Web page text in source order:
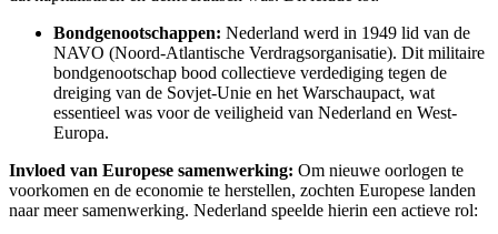
Bondgenootschappen: Nederland werd in 1949 lid van de
NAVO (Noord-Atlantische Verdragsorganisatie). Dit militaire
bondgenootschap bood collectieve verdediging tegen de
dreiging van de Sovjet-Unie en het Warschaupact, wat
essentieel was voor de veiligheid van Nederland en West-
Europa.
Invloed van Europese samenwerking: Om nieuwe oorlogen te
voorkomen en de economie te herstellen, zochten Europese landen
naar meer samenwerking. Nederland speelde hierin een actieve rol: